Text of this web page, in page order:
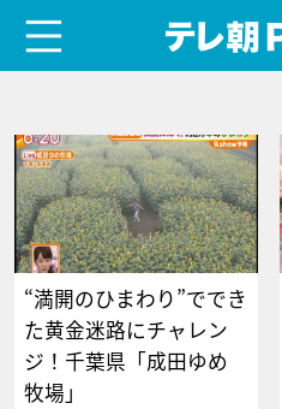
“満開のひまわり”ででき
た黄金迷路にチャレン
ジ！千葉県「成田ゆめ
牧場」